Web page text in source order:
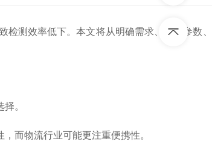
测效率低下。本文将从明确需求、技术参数
。
而物流行业可能更注重便携性。